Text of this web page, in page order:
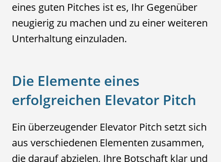
eines guten Pitches ist es, Ihr Gegenüber
neugierig zu machen und zu einer weiteren
Unterhaltung einzuladen.
Die Elemente eines
erfolgreichen Elevator Pitch
Ein überzeugender Elevator Pitch setzt sich
aus verschiedenen Elementen zusammen,
die darauf abzielen, Ihre Botschaft klar und